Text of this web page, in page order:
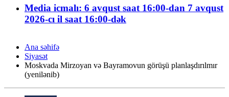
Media icmalı: 6 avqust saat 16:00-dan 7 avqust
2026-cı il saat 16:00-dək
Ana səhifə
Siyasət
Moskvada Mirzoyan və Bayramovun görüşü planlaşdırılmır
(yenilənib)